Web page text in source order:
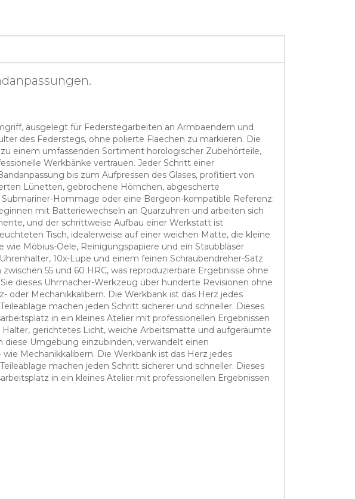
ausgelegt für Federstegarbeiten an Armbaendern und
des Federstegs, ohne polierte Flaechen zu markieren. Die
einem umfassenden Sortiment horologischer Zubehörteile,
Werkbänke vertrauen. Jeder Schritt einer
bis zum Aufpressen des Glases, profitiert von
Lünetten, gebrochene Hörnchen, abgescherte
Hommage oder eine Bergeon-kompatible Referenz:
mit Batteriewechseln an Quarzuhren und arbeiten sich
und der schrittweise Aufbau einer Werkstatt ist
Tisch, idealerweise auf einer weichen Matte, die kleine
Möbius-Oele, Reinigungspapiere und ein Staubbläser
10x-Lupe und einem feinen Schraubendreher-Satz
55 und 60 HRC, was reproduzierbare Ergebnisse ohne
dieses Uhrmacher-Werkzeug über hunderte Revisionen ohne
oder Mechanikkalibern. Die Werkbank ist das Herz jedes
machen jeden Schritt sicherer und schneller. Dieses
in ein kleines Atelier mit professionellen Ergebnissen
Halter, gerichtetes Licht, weiche Arbeitsmatte und aufgeräumte
diese Umgebung einzubinden, verwandelt einen
Mechanikkalibern. Die Werkbank ist das Herz jedes
machen jeden Schritt sicherer und schneller. Dieses
in ein kleines Atelier mit professionellen Ergebnissen